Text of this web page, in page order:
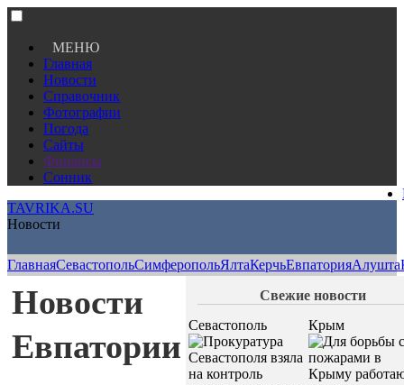
МЕНЮ
Главная
Новости
Справочник
Фотографии
Погода
Сайты
Финансы
Сонник
TAVRIKA.SU
Новости
ГлавнаяСевастопольСимферопольЯлтаКерчьЕвпаторияАлушта
Новости
Евпатории
Свежие новости
Севастополь
Крым